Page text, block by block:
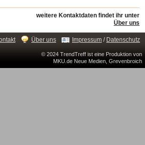
weitere Kontaktdaten findet ihr unter
Über uns
Über uns Impressum / Datenschutz
© 2024 TrendTreff ist eine Produktion von
MKU.de Neue Medien, Grevenbroich